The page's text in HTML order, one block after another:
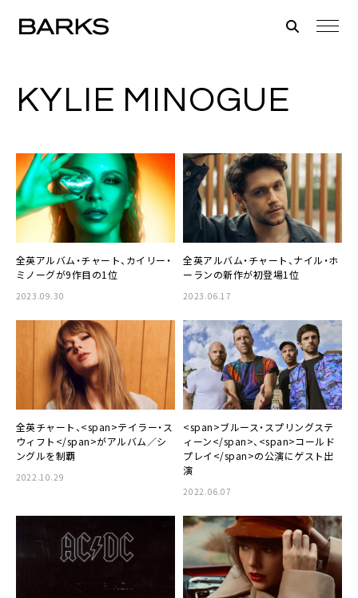
KYLIE MINOGUE
全英アルバム・チャート、カイリー・
ミノーグが9作目の1位
2023.09.30
全英アルバム・チャート、ナイル・ホ
ーランの新作が初登場1位
2023.06.17
全英チャート、<span>テイラー・ス
ウィフト</span>がアルバム／シ
ングルを制覇
2022.10.29
<span>ブルース・スプリングステ
ィーン</span>、<span>コールド
プレイ</span>の公演にゲスト出
演
2022.06.07